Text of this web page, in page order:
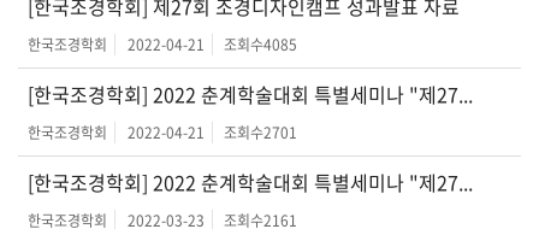
[한국조경학회] 제27회 조경디자인캠프 성과발표 자료
한국조경학회 2022-04-21 조회수4085
[한국조경학회] 2022 춘계학술대회 특별세미나 "제27...
한국조경학회 2022-04-21 조회수2701
[한국조경학회] 2022 춘계학술대회 특별세미나 "제27...
한국조경학회 2022-03-23 조회수2161